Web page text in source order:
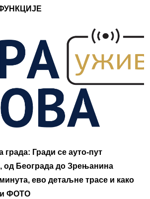
града: Гради се ауто-пут
од Београда до Зрењанина
ево детаљне трасе и како
ФОТО